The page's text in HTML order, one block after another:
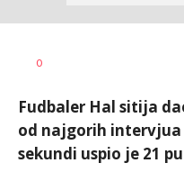
AUTOR
0
Fudbaler Hal sitija
od najgorih intervjua
sekundi uspio je 21